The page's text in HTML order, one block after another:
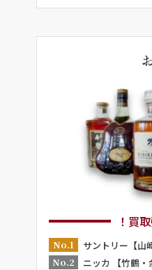
！買
No.1
サントリー【山
No.2
ニッカ 【竹鶴・